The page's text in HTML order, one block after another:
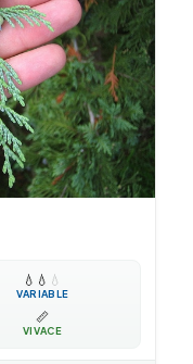
💧 💧 💧
VARIABLE
📏
VIVACE